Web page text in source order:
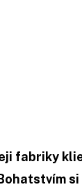
fabriky